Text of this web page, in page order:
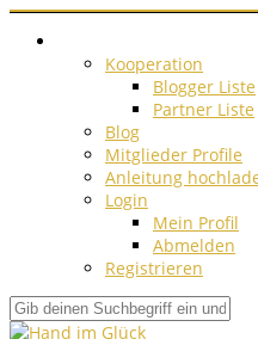
Kooperation
Blogger Liste
Partner Liste
Blog
Mitglieder Profile
Anleitung
Login
Mein Profil
Abmelden
Registrieren